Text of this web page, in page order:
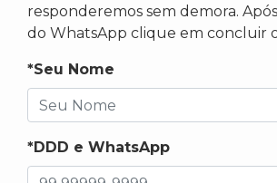
responderemos sem demora.
do WhatsApp clique em concluir
*Seu Nome
*DDD e WhatsApp